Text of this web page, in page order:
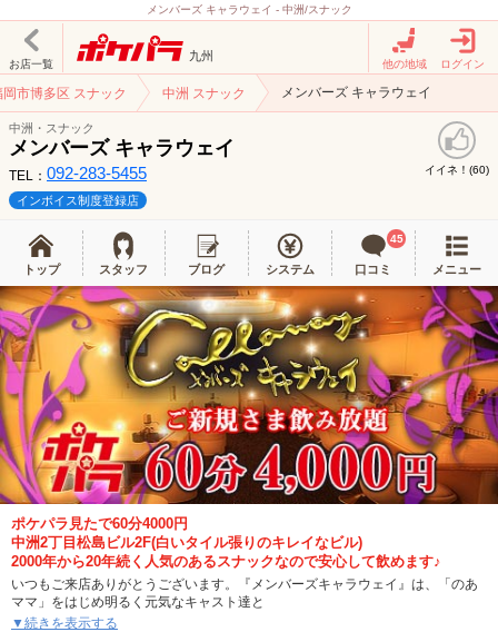
メンバーズ キャラウェイ - 中洲/スナック
お店一覧
九州
他の地域 ログイン
岡市博多区 スナック 中洲 スナック メンバーズ キャラウェイ
中洲・スナック
メンバーズ キャラウェイ
TEL： 092-283-5455 イイネ！(60)
インボイス制度登録店
トップ スタッフ ブログ システム 口コミ
45
メニュー
ポケパラ見たで60分4000円
中洲2丁目松島ビル2F(白いタイル張りのキレイなビル)
2000年から20年続く人気のあるスナックなので安心して飲めます♪
いつもご来店ありがとうございます。『メンバーズキャラウェイ』は、「のあ
ママ」をはじめ明るく元気なキャスト達と
ダンディなオーナーがお客様をお迎えさせて頂きます。
▼続きを表示する